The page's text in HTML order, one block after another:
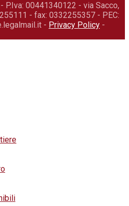
00441340122 - via Sacco,
- fax: 0332255357 - PEC:
- Privacy Policy -